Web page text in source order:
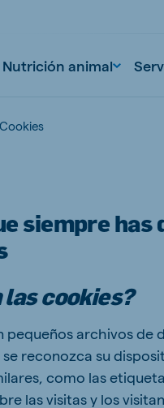
Nutrición animal
siempre has
las cookies?
pequeños archivos de
reconozca su
como las
las visitas y los